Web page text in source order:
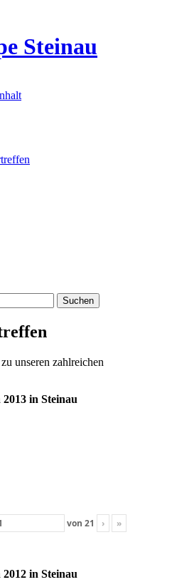
Steinau
unseren zahlreichen
in Steinau
von 21 › »
in Steinau